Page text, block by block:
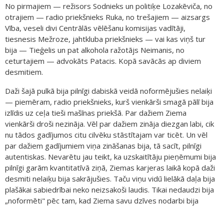
No pirmajiem — režisors Sodnieks un politiķe Lozakēviča, no
otrajiem — radio priekšnieks Ruka, no trešajiem — aizsargs
Vība, veseli divi Centrālās vēlēšanu komisijas vadītāji,
tiesnesis Mežroze, jahtkluba priekšnieks — vai kas viņš tur
bija — Tieģelis un pat alkohola ražotājs Neimanis, no
ceturtajiem — advokāts Patacis. Kopā savācās ap diviem
desmitiem.
Daži šajā pulkā bija pilnīgi dabiskā veidā noformējušies nelaiķi
— piemēram, radio priekšnieks, kurš vienkārši smagā pālī bija
izlīdis uz ceļa tieši mašīnas priekšā. Par dažiem Ziema
vienkārši droši nezināja. Vēl par dažiem zināja diezgan labi, cik
nu tādos gadījumos citu cilvēku stāstītajam var ticēt. Un vēl
par dažiem gadījumiem viņa zināšanas bija, tā sacīt, pilnīgi
autentiskas. Nevarētu jau teikt, ka uzskaitītāju pieņēmumi bija
pilnīgi garām kvantitatīvā ziņā, Ziemas karjeras laikā kopā daži
desmiti nelaiķu bija sakrājušies. Taču viņu vidū lielākā daļa bija
plašākai sabiedrībai neko neizsakoši laudis. Tikai nedaudzi bija
„noformēti" pēc tam, kad Ziema savu dzīves nodarbi bija